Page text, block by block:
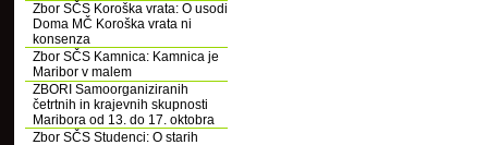
Zbor SČS Koroška vrata: O usodi
Doma MČ Koroška vrata ni
konsenza
Zbor SČS Kamnica: Kamnica je
Maribor v malem
ZBORI Samoorganiziranih
četrtnih in krajevnih skupnosti
Maribora od 13. do 17. oktobra
Zbor SČS Studenci: O starih